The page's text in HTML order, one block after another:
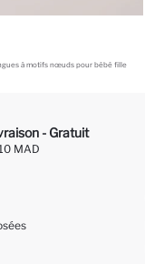
à motifs nœuds pour bébé fille
- Gratuit
MAD